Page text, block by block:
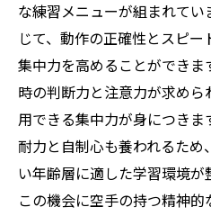
な練習メニューが組まれて
じて、動作の正確性とスピ
集中力を高めることができ
時の判断力と注意力が求め
用できる集中力が身につき
耐力と自制心も養われるた
い年齢層に適した学習環境が
この機会に空手の持つ精神